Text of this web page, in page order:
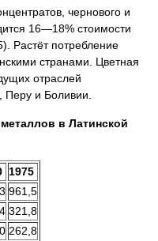
чернового и
16—18% стоимости
Растёт потребление
странами. Цветная
отраслей
и Боливии.
в Латинской
1975
961,5
321,8
262,8